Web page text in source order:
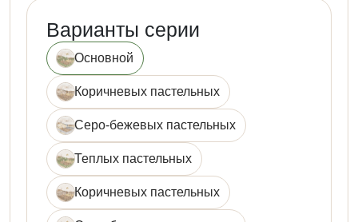
Варианты серии
Основной
Коричневых пастельных
Серо-бежевых пастельных
Теплых пастельных
Коричневых пастельных